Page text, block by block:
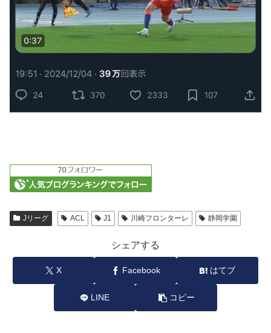
Jリーグ ACL J1 川崎フロンターレ 静岡学園
シェアする
X Facebook はてブ
LINE コピー